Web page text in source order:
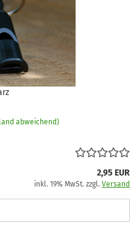
abweichend)
2,95 EUR
inkl. 19% MwSt. zzgl. Versand